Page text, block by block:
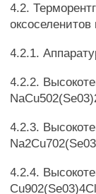
4.2.
4.2.1.
4.2.2.
4.2.3.
4.2.4.